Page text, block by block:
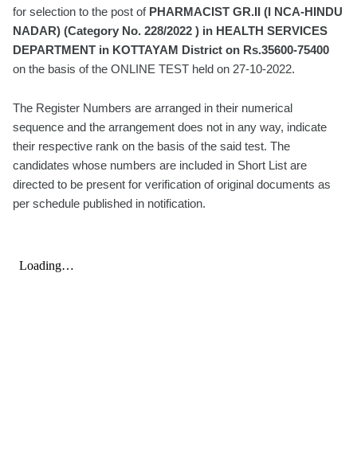
for selection to the post of PHARMACIST GR.II (I NCA-HINDU
NADAR) (Category No. 228/2022 ) in HEALTH SERVICES
DEPARTMENT in KOTTAYAM District on Rs.35600-75400
on the basis of the ONLINE TEST held on 27-10-2022.
The Register Numbers are arranged in their numerical
sequence and the arrangement does not in any way, indicate
their respective rank on the basis of the said test. The
candidates whose numbers are included in Short List are
directed to be present for verification of original documents as
per schedule published in notification.